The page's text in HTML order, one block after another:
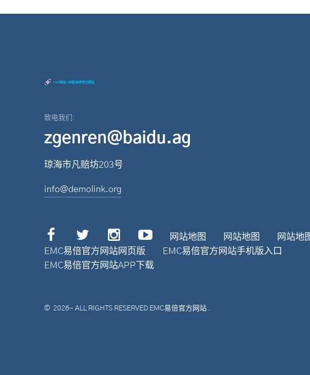
致电我们:
zgenren@baidu.ag
琼海市凡赔坊203号
info@demolink.org
网站地图 网站地图
网站地
EMC易倍官方网站网页版
EMC易倍官方网站手机版入口
EMC易倍官方网站APP下载
© 2026- ALL RIGHTS RESERVED EMC易倍官方网站 .